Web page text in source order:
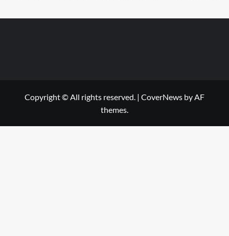
Copyright © All rights reserved. | CoverNews by AF
themes.